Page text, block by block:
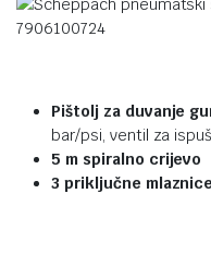
Pištolj za duvanje
bar/psi, ventil za
5 m spiralno crijevo
3 priključne mlaznice